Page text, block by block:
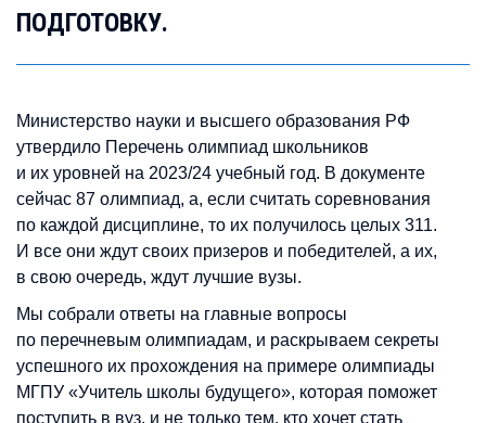
ПОДГОТОВКУ.
Министерство науки и высшего образования РФ
утвердило Перечень олимпиад школьников
и их уровней на 2023/24 учебный год. В документе
сейчас 87 олимпиад, а, если считать соревнования
по каждой дисциплине, то их получилось целых 311.
И все они ждут своих призеров и победителей, а их,
в свою очередь, ждут лучшие вузы.
Мы собрали ответы на главные вопросы
по перечневым олимпиадам, и раскрываем секреты
успешного их прохождения на примере олимпиады
МГПУ «Учитель школы будущего», которая поможет
поступить в вуз, и не только тем, кто хочет стать